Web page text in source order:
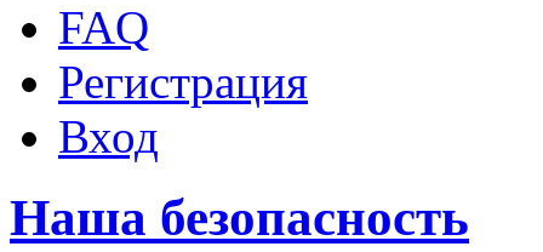
FAQ
Регистрация
Вход
Наша безопасность